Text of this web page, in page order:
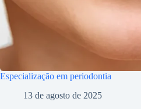
Especialização em periodontia
13 de agosto de 2025